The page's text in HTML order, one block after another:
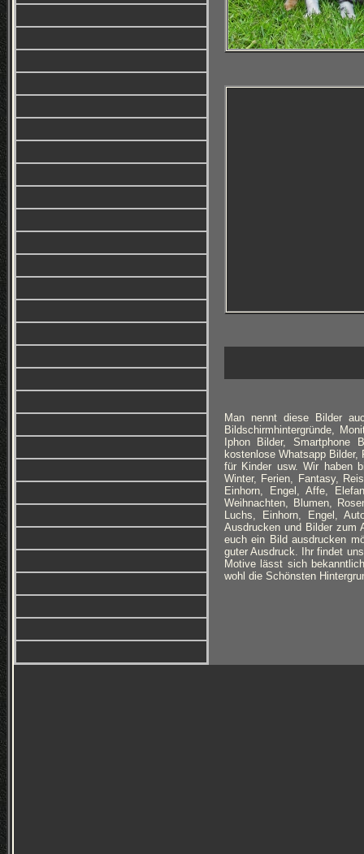
Man nennt diese Bilder
Bildschirmhintergründe,
Iphon Bilder, Smartphone
kostenlose Whatsapp
für Kinder usw. Wir haben
Winter, Ferien, Fantasy,
Einhorn, Engel, Affe,
Weihnachten, Blumen,
Luchs, Einhorn, Engel,
Ausdrucken und Bilder zum
euch ein Bild ausdrucken
guter Ausdruck. Ihr findet
Motive lässt sich
wohl die Schönsten